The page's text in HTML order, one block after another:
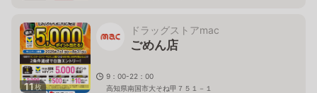
11枚
ドラッグストアmac
ごめん店
9：00-22：00
高知県南国市大そね甲７５１－１